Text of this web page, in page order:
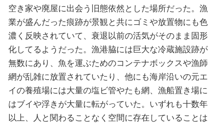
空き家や廃屋に出会う旧態依然とした場所だった。漁
業が盛んだった痕跡が景観と共にゴミや放置物にも色
濃く反映されていて、衰退以前の活気がそのまま固形
化してるようだった。漁港脇には巨大な冷蔵施設跡が
無数にあり、魚を運ぶためのコンテナボックスや漁師
網が乱雑に放置されていたり、他にも海岸沿いの元エ
イの養殖場には大量の塩ビ管やたも網、漁船置き場に
はブイや浮きが大量に転がっていた。いずれも十数年
以上、人と関わることなく空間に存在していることは